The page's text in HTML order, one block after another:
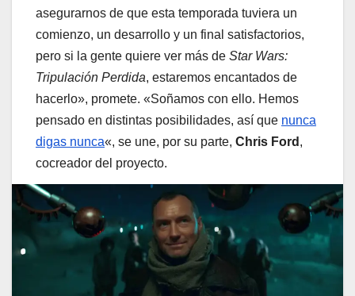
asegurarnos de que esta temporada tuviera un
comienzo, un desarrollo y un final satisfactorios,
pero si la gente quiere ver más de Star Wars:
Tripulación Perdida, estaremos encantados de
hacerlo», promete. «Soñamos con ello. Hemos
pensado en distintas posibilidades, así que nunca
digas nunca«, se une, por su parte, Chris Ford ,
cocreador del proyecto.